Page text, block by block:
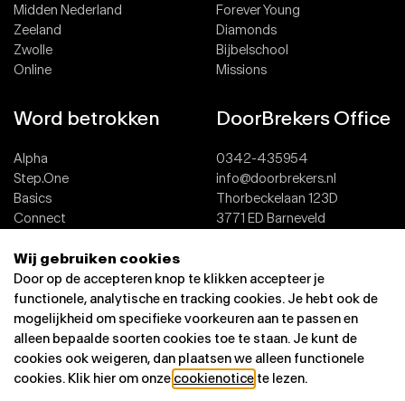
Midden Nederland
Zeeland
Zwolle
Online
Forever Young
Diamonds
Bijbelschool
Missions
Word betrokken
Alpha
Step.One
Basics
Connect
Dopen
DoorBrekers Office
0342-435954
info@doorbrekers.nl
Thorbeckelaan 123D
3771 ED Barneveld
Wij gebruiken cookies
Door op de accepteren knop te klikken accepteer je
functionele, analytische en tracking cookies. Je hebt ook de
mogelijkheid om specifieke voorkeuren aan te passen en
alleen bepaalde soorten cookies toe te staan. Je kunt de
cookies ook weigeren, dan plaatsen we alleen functionele
cookies. Klik hier om onze cookienotice te lezen.